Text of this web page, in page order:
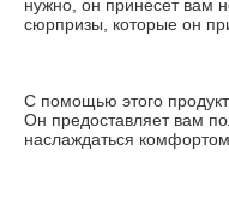
нужно, он принесет вам
сюрпризы, которые он
С помощью этого
Он предоставляет вам
наслаждаться